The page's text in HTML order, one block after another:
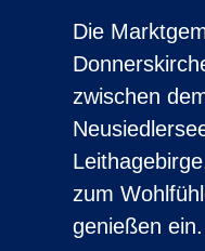
Die
zwischen
zum
genießen ein.